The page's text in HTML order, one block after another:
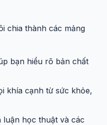
chia thành các mảng
bạn hiểu rõ bản chất
khía cạnh từ sức khỏe,
luận học thuật và các